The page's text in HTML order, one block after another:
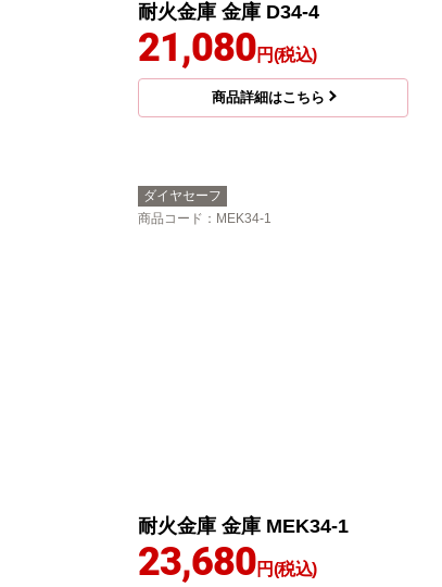
耐火金庫 金庫 D34-4
21,080円(税込)
商品詳細はこちら
ダイヤセーフ
商品コード ：MEK34-1
耐火金庫 金庫 MEK34-1
23,680円(税込)